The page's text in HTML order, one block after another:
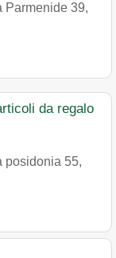
Parmenide 39,
da regalo
posidonia 55,